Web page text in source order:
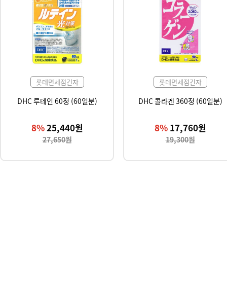
롯데면세점긴자
DHC 루테인 60정 (60일분)
8%25,440원
27,650원
롯데면세점긴자
DHC 콜라겐 360정 (60일분)
8% 17,760원
19,300원